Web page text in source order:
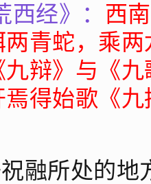
西经》： 西
青蛇，乘
辩》与《
得始歌《九
融所处的地